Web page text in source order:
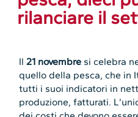
rilanciare il
Il21 novembre si celebra
quello della pesca, che in
tutti i suoi indicatori in
produzione, fatturati.